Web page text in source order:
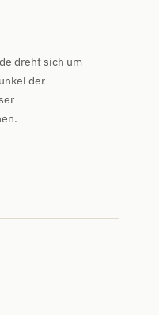
dreht sich um
der